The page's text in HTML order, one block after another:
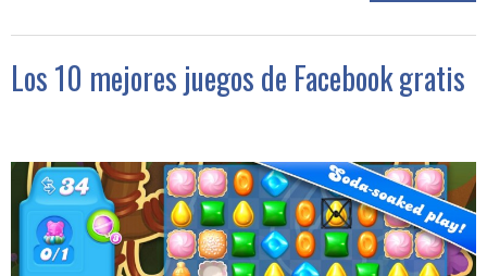
Los 10 mejores juegos de Facebook gratis